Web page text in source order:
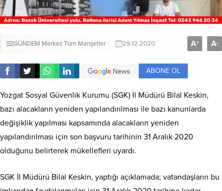
GÜNDEM MerkezTüm Manşetler 29.12.2020 A+ A-
ABONE OL
Yozgat Sosyal Güvenlik Kurumu (SGK) İl Müdürü Bilal Keskin,
bazı alacakların yeniden yapılandırılması ile bazı kanunlarda
değişiklik yapılması kapsamında alacakların yeniden
yapılandırılması için son başvuru tarihinin 31 Aralık 2020
olduğunu belirterek mükellefleri uyardı.
SGK İl Müdürü Bilal Keskin, yaptığı açıklamada; vatandaşların bu